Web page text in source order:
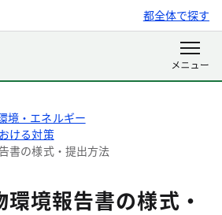
都全体で探す
境・エネルギー
ける対策
書の様式・提出方法
境報告書の様式・